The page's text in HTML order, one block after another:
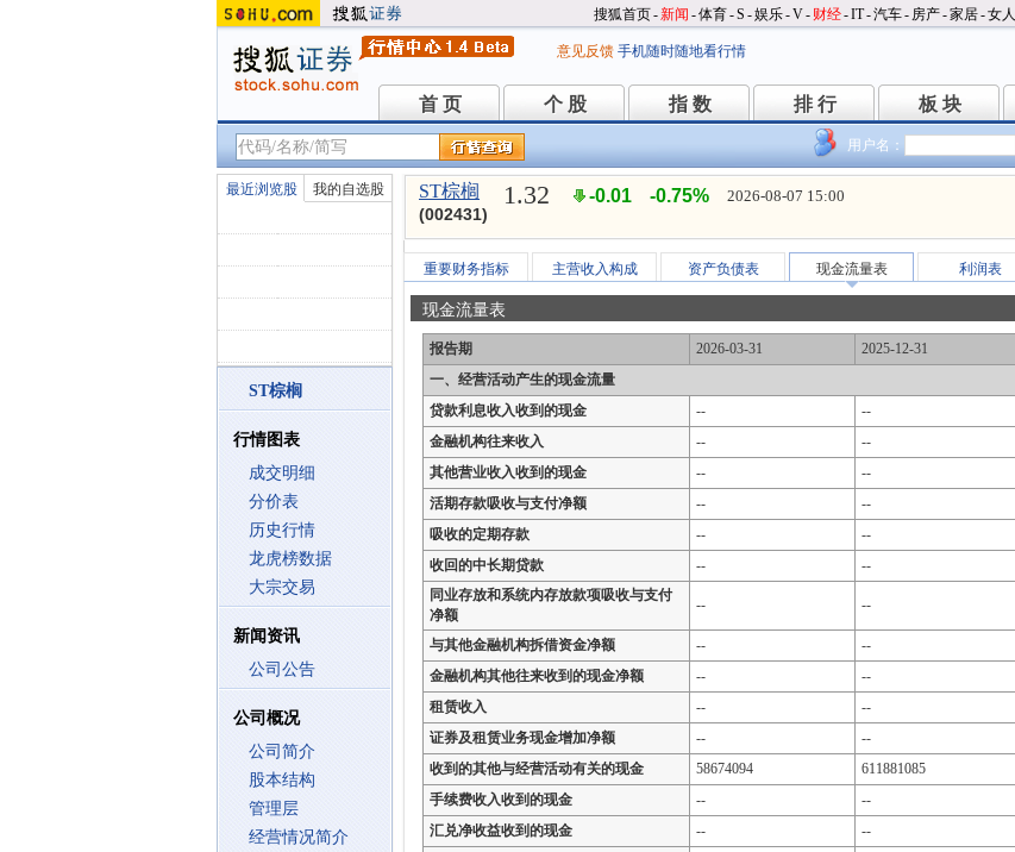
搜狐首页-新闻 -体育-S -娱乐-V- 财经-IT-汽车- 房产-家居-女人
意见反馈 手机随时随地看行情
首 页
首 页 个 股
个 股 指 数
指 数 排 行
排 行 板 块
板 块
用户名：
最近浏览股 我的自选股
ST棕榈
行情图表
成交明细
分价表
历史行情
龙虎榜数据
大宗交易
新闻资讯
公司公告
公司概况
公司简介
股本结构
管理层
经营情况简介
ST棕榈
(002431)
1.32 -0.01 -0.75% 2026-08-07 15:00
重要财务指标 主营收入构成 资产负债表 现金流量表 利润表
现金流量表
报告期 2026-03-31 2025-12-31
一、经营活动产生的现金流量
贷款利息收入收到的现金
-- --
金融机构往来收入
-- --
其他营业收入收到的现金
-- --
活期存款吸收与支付净额
-- --
吸收的定期存款
-- --
收回的中长期贷款
-- --
同业存放和系统内存放款项吸收与支付
净额
-- --
与其他金融机构拆借资金净额 -- --
金融机构其他往来收到的现金净额
-- --
租赁收入
-- --
证券及租赁业务现金增加净额
-- --
收到的其他与经营活动有关的现金
58674094 611881085
手续费收入收到的现金
-- --
汇兑净收益收到的现金
-- --